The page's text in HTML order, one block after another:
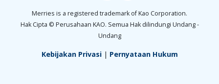
Merries is a registered trademark of Kao Corporation.
Hak Cipta © Perusahaan KAO. Semua Hak dilindungi Undang -
Undang
Kebijakan Privasi| Pernyataan Hukum